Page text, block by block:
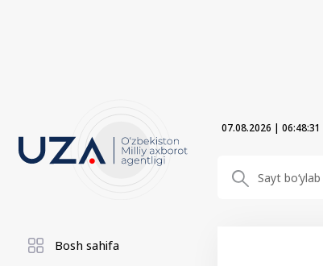
07.08.2026 | 06:48:31
Bosh sahifa